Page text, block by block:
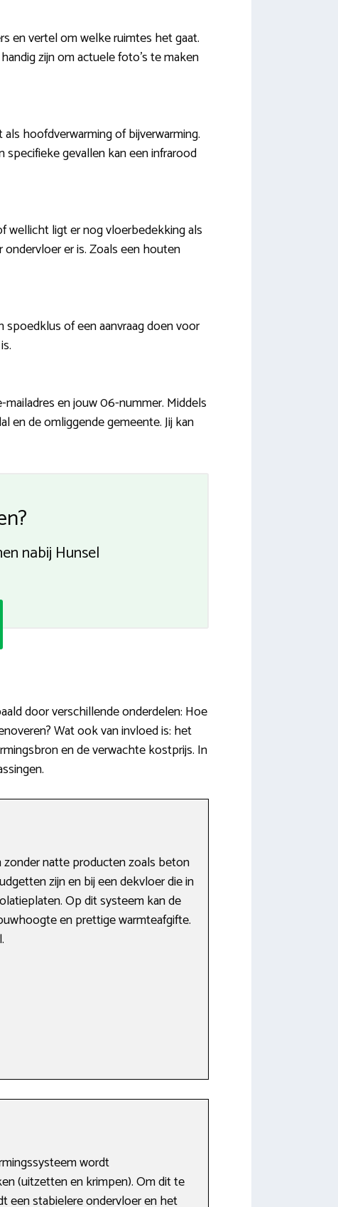
en vertel om welke ruimtes het gaat.
zijn om actuele foto’s te maken
hoofdverwarming of bijverwarming.
gevallen kan een infrarood
wellicht ligt er nog vloerbedekking als
er is. Zoals een houten
spoedklus of een aanvraag doen voor
en jouw 06-nummer. Middels
en de omliggende gemeente. Jij kan
nabij Hunsel
door verschillende onderdelen: Hoe
Wat ook van invloed is: het
en de verwachte kostprijs. In
zonder natte producten zoals beton
zijn en bij een dekvloer die in
Op dit systeem kan de
en prettige warmteafgifte.
wordt
(uitzetten en krimpen). Om dit te
een stabielere ondervloer en het